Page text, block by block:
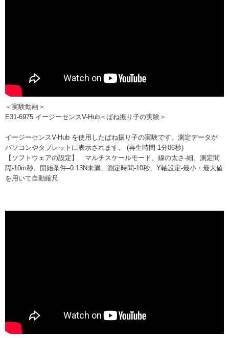
＜実験動画＞
E31-6975 イージーセンスV-Hub＜ばね振り子の実験＞
イージーセンスV-Hub を使用したばね振り子の実験です。測定データが
パソコンやタブレットに表示されます。 (再生時間 1分06秒)
【ソフトウェアの設定】 マルチスケールモード、線の太さ-細、測定間
隔-10m秒、開始条件–0.13N未満、測定時間-10秒、Y軸設定-最小・最大値
を用いて自動縮尺